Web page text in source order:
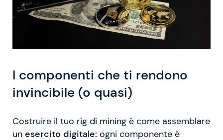
I componenti che ti rendono
invincibile (o quasi)
Costruire il tuo rig di mining è come assemblare
un esercito digitale: ogni componente è